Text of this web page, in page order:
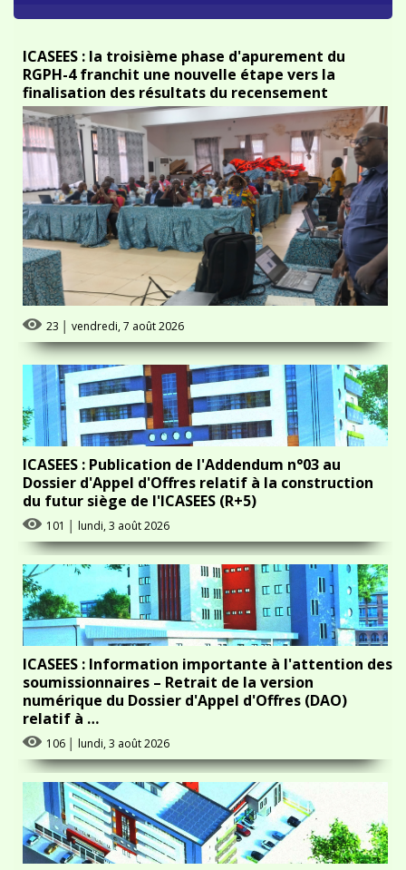
ICASEES : la troisième phase d'apurement du
RGPH-4 franchit une nouvelle étape vers la
finalisation des résultats du recensement
23 vendredi, 7 août 2026
ICASEES : Publication de l'Addendum n°03 au
Dossier d'Appel d'Offres relatif à la construction
du futur siège de l'ICASEES (R+5)
101 lundi, 3 août 2026
ICASEES : Information importante à l'attention des
soumissionnaires – Retrait de la version
numérique du Dossier d'Appel d'Offres (DAO)
relatif à …
106 lundi, 3 août 2026